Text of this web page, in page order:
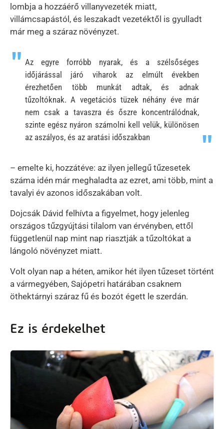
lombja a hozzáérő villanyvezeték miatt,
villámcsapástól, és leszakadt vezetéktől is gyulladt
már meg a száraz növényzet.
Az egyre forróbb nyarak, és a szélsőséges
időjárással járó viharok az elmúlt években
érezhetően több munkát adtak, és adnak
tűzoltóknak. A vegetációs tüzek néhány éve már
nem csak a tavaszra és őszre koncentrálódnak,
szinte egész nyáron számolni kell velük, különösen
az aszályos, és az aratási időszakban
– emelte ki, hozzátéve: az ilyen jellegű tűzesetek
száma idén már meghaladta az ezret, ami több, mint a
tavalyi év azonos időszakában volt.
Dojcsák Dávid felhívta a figyelmet, hogy jelenleg
országos tűzgyújtási tilalom van érvényben, ettől
függetlenül nap mint nap riasztják a tűzoltókat a
lángoló növényzet miatt.
Volt olyan nap a héten, amikor hét ilyen tűzeset történt
a vármegyében, Sajópetri határában csaknem
öthektárnyi száraz fű és bozót égett le szerdán.
Ez is érdekelhet